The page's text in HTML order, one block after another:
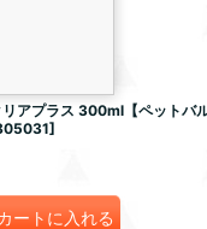
リアプラス 300ml【ペットバ
]
ートに入れる